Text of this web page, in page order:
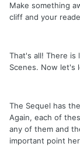
Make something
cliff and your
That's all! There
Scenes. Now let's
The Sequel has
Again, each of
any of them and
important point